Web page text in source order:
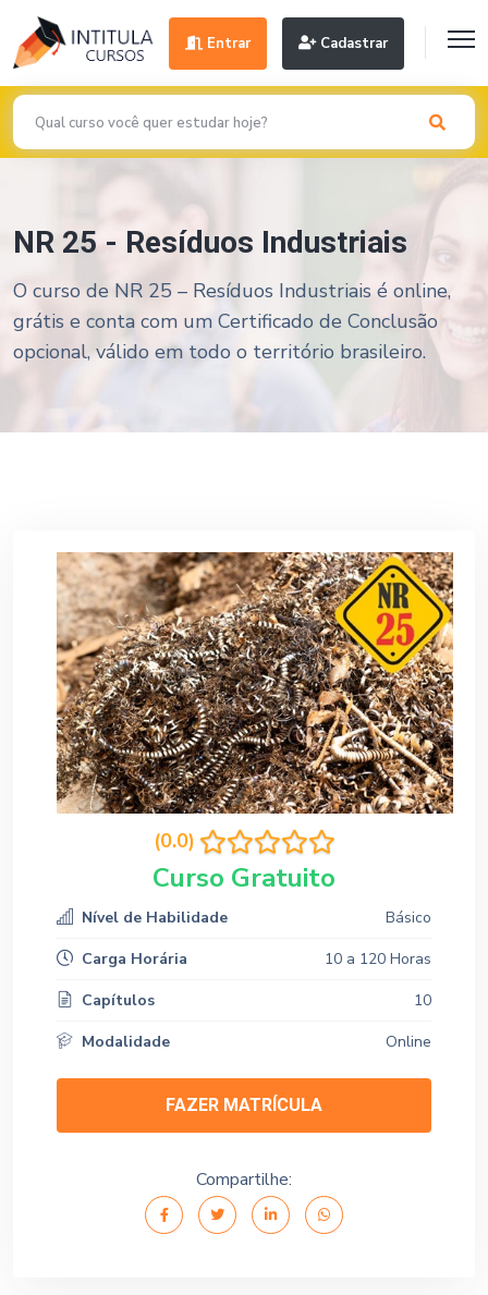
Entrar Cadastrar
NR 25 - Resíduos Industriais
O curso de NR 25 – Resíduos Industriais é online,
grátis e conta com um Certificado de Conclusão
opcional, válido em todo o território brasileiro.
(0.0)
Curso Gratuito
Nível de Habilidade
Básico
Carga Horária
10 a 120 Horas
Capítulos
10
Modalidade
Online
FAZER MATRÍCULA
Compartilhe: